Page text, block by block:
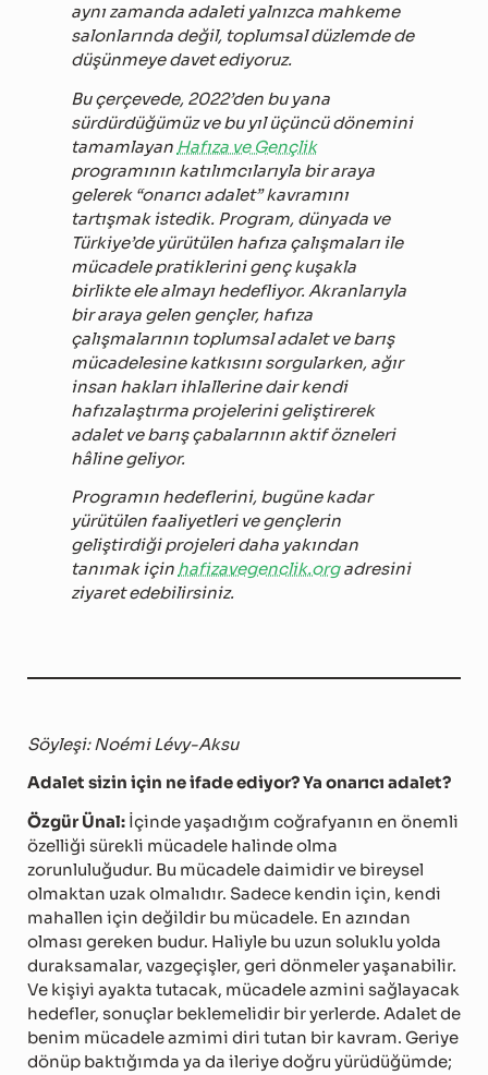
aynı zamanda adaleti yalnızca mahkeme
salonlarında değil, toplumsal düzlemde de
düşünmeye davet ediyoruz.
Bu çerçevede, 2022’den bu yana
sürdürdüğümüz ve bu yıl üçüncü dönemini
tamamlayan Hafıza ve Gençlik
programının katılımcılarıyla bir araya
gelerek “onarıcı adalet” kavramını
tartışmak istedik. Program, dünyada ve
Türkiye’de yürütülen hafıza çalışmaları ile
mücadele pratiklerini genç kuşakla
birlikte ele almayı hedefliyor. Akranlarıyla
bir araya gelen gençler, hafıza
çalışmalarının toplumsal adalet ve barış
mücadelesine katkısını sorgularken, ağır
insan hakları ihlallerine dair kendi
hafızalaştırma projelerini geliştirerek
adalet ve barış çabalarının aktif özneleri
hâline geliyor.
Programın hedeflerini, bugüne kadar
yürütülen faaliyetleri ve gençlerin
geliştirdiği projeleri daha yakından
tanımak için hafizavegenclik.orgadresini
ziyaret edebilirsiniz.
Söyleşi: Noémi Lévy-Aksu
Adalet sizin için ne ifade ediyor? Ya onarıcı adalet?
Özgür Ünal: İçinde yaşadığım coğrafyanın en önemli
özelliği sürekli mücadele halinde olma
zorunluluğudur. Bu mücadele daimidir ve bireysel
olmaktan uzak olmalıdır. Sadece kendin için, kendi
mahallen için değildir bu mücadele. En azından
olması gereken budur. Haliyle bu uzun soluklu yolda
duraksamalar, vazgeçişler, geri dönmeler yaşanabilir.
Ve kişiyi ayakta tutacak, mücadele azmini sağlayacak
hedefler, sonuçlar beklemelidir bir yerlerde. Adalet de
benim mücadele azmimi diri tutan bir kavram. Geriye
dönüp baktığımda ya da ileriye doğru yürüdüğümde;